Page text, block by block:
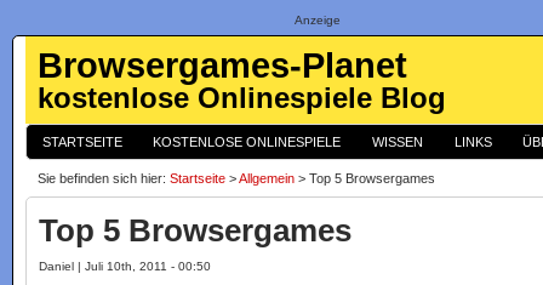
Anzeige
Browsergames-Planet
kostenlose Onlinespiele Blog
STARTSEITE KOSTENLOSE ONLINESPIELE WISSEN LINKS
Sie befinden sich hier: Startseite >Allgemein > Top 5 Browsergames
Top 5 Browsergames
Daniel | Juli 10th, 2011 - 00:50